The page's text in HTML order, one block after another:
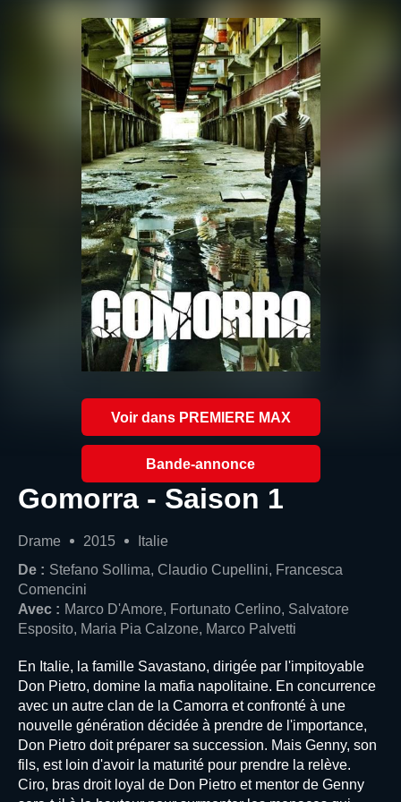
Voir dans PREMIERE MAX
Bande-annonce
Gomorra - Saison 1
Drame 2015
Italie
De : Stefano Sollima, Claudio Cupellini, Francesca
Comencini
Avec : Marco D'Amore, Fortunato Cerlino, Salvatore
Esposito, Maria Pia Calzone, Marco Palvetti
En Italie, la famille Savastano, dirigée par l'impitoyable
Don Pietro, domine la mafia napolitaine. En concurrence
avec un autre clan de la Camorra et confronté à une
nouvelle génération décidée à prendre de l'importance,
Don Pietro doit préparer sa succession. Mais Genny, son
fils, est loin d'avoir la maturité pour prendre la relève.
Ciro, bras droit loyal de Don Pietro et mentor de Genny